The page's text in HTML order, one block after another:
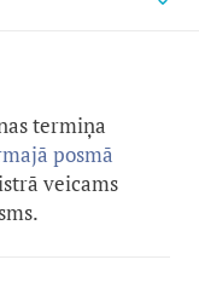
termiņa
posmā
veicams